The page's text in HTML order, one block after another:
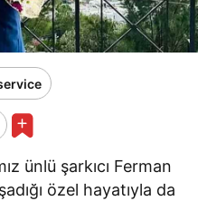
ünlü şarkıcı Ferman
özel hayatıyla da